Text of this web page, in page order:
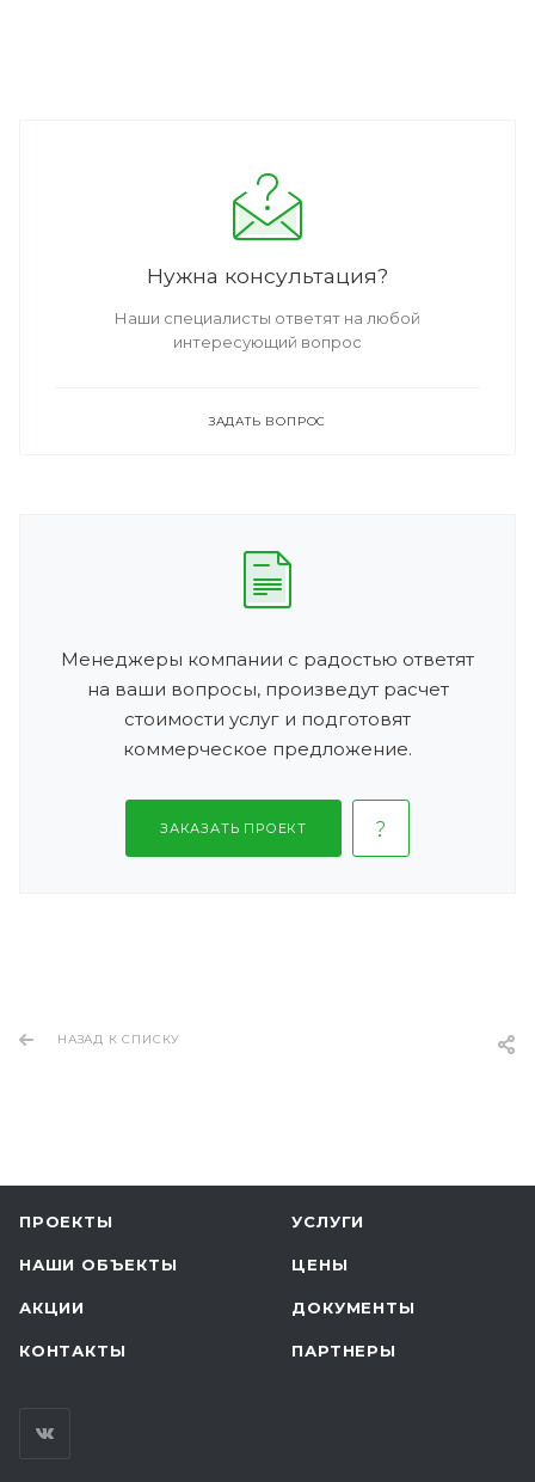
Нужна консультация?
Наши специалисты ответят на любой
интересующий вопрос
ЗАДАТЬ ВОПРОС
Менеджеры компании с радостью ответят
на ваши вопросы, произведут расчет
стоимости услуг и подготовят
коммерческое предложение.
ЗАКАЗАТЬ ПРОЕКТ
НАЗАД К СПИСКУ
ПРОЕКТЫ УСЛУГИ
НАШИ ОБЪЕКТЫ ЦЕНЫ
АКЦИИ ДОКУМЕНТЫ
КОНТАКТЫ ПАРТНЕРЫ